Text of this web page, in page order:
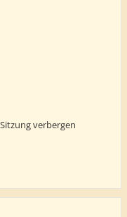
verbergen